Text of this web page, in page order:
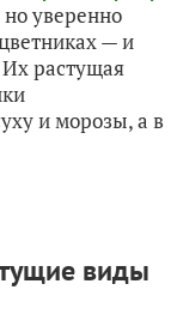
уверенно
— и
растущая
и морозы, а в
виды